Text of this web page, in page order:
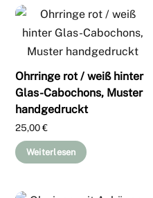
Ohrringe rot / weiß hinter
Glas-Cabochons, Muster
handgedruckt
25,00€
Weiterlesen